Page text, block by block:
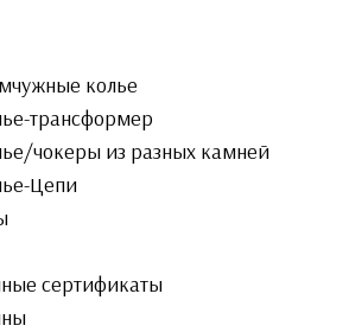
колье
трансформер
чокеры из разных камней
Цепи
сертификаты